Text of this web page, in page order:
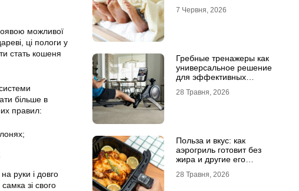
можливої
ці пологи у
стать кошеня
більше в
правил:
руки і довго
зі свого
7 Червня, 2026
Гребные тренажеры как
универсальное решение
для эффективных
28 Травня, 2026
Польза и вкус: как
аэрогриль готовит без
жира и другие его
28 Травня, 2026